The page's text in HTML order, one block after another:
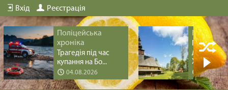
Вхід Реєстрація
Поліцейська
хроніка
Трагедія під час
купання на Бо...
04.08.2026
Історія
Перлина
Хус...